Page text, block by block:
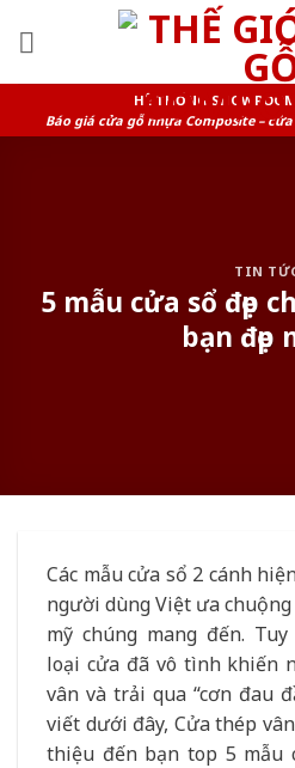
HỆ THỐNG
Báo giá cửa gỗ nhựa Composite –
TIN
5 mẫu cửa sổ đẹp
bạn đẹp
Các mẫu cửa sổ 2 cánh
người dùng Việt ưa
mỹ chúng mang đến.
loại cửa đã vô tình khiến
vân và trải qua “cơn đau
viết dưới đây, Cửa thép
thiệu đến bạn top 5 mẫu